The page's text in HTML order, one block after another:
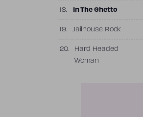
18. In The Ghetto
19. Jailhouse Rock
20.
Hard Headed
Woman